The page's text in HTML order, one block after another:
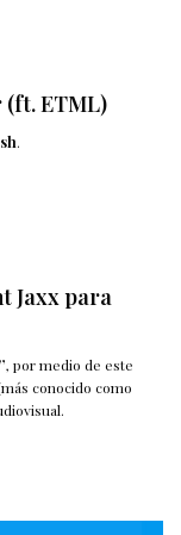
(ft. ETML)
.
Jaxx para
, por medio de este
conocido como